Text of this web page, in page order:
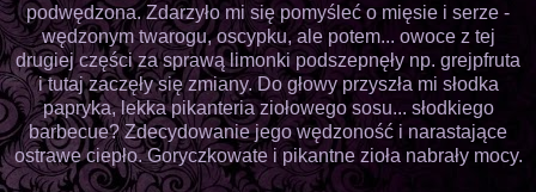
podwędzona. Zdarzyło mi się pomyśleć o mięsie i serze -
wędzonym twarogu, oscypku, ale potem... owoce z tej
drugiej części za sprawą limonki podszepnęły np. grejpfruta
i tutaj zaczęły się zmiany. Do głowy przyszła mi słodka
papryka, lekka pikanteria ziołowego sosu... słodkiego
barbecue? Zdecydowanie jego wędzoność i narastające
ostrawe ciepło. Goryczkowate i pikantne zioła nabrały mocy.